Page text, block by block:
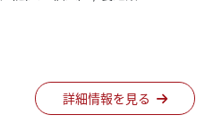
詳細情報を見る